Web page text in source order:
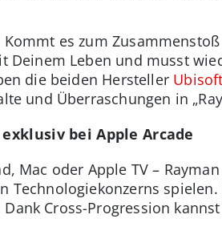
Kommt es zum
Deinem Leben und musst
die beiden Hersteller
und Überraschungen in
bei Apple Arcade
Mac oder Apple TV –
Technologiekonzerns
Dank Cross-Progression